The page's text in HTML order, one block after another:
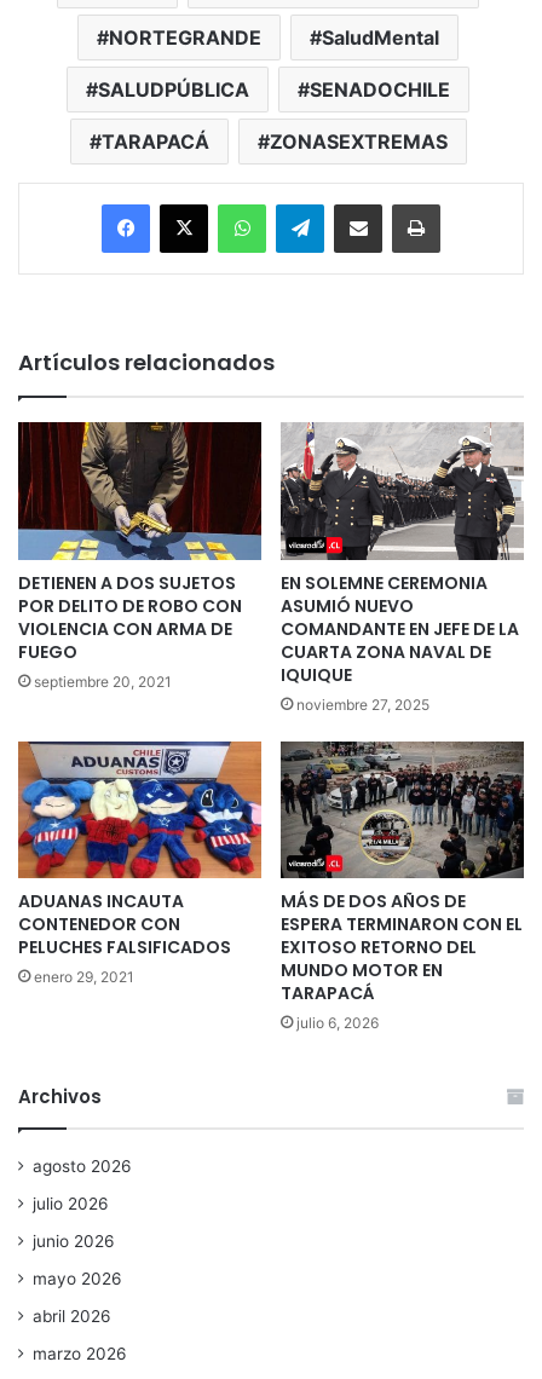
NORTEGRANDE SaludMental
SALUDPÚBLICA SENADOCHILE
TARAPACÁ ZONASEXTREMAS
Facebook
X WhatsAppTelegramEnviar vía email Imprimir
Artículos relacionados
DETIENEN A DOS SUJETOS
POR DELITO DE ROBO CON
VIOLENCIA CON ARMA DE
FUEGO
septiembre 20, 2021
EN SOLEMNE CEREMONIA
ASUMIÓ NUEVO
COMANDANTE EN JEFE DE LA
CUARTA ZONA NAVAL DE
IQUIQUE
noviembre 27, 2025
ADUANAS INCAUTA
CONTENEDOR CON
PELUCHES FALSIFICADOS
enero 29, 2021
MÁS DE DOS AÑOS DE
ESPERA TERMINARON CON EL
EXITOSO RETORNO DEL
MUNDO MOTOR EN
TARAPACÁ
julio 6, 2026
Archivos
agosto 2026
julio 2026
junio 2026
mayo 2026
abril 2026
marzo 2026